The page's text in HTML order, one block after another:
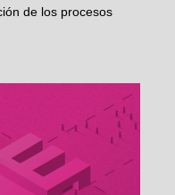
de los procesos